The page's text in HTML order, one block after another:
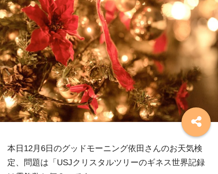
本日12月6日のグッドモーニング依田さんのお天気検
定、問題は「USJクリスタルツリーのギネス世界記録